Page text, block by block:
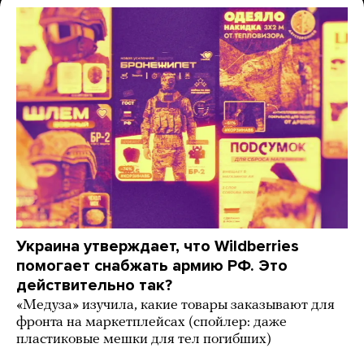
Украина утверждает, что Wildberries
помогает снабжать армию РФ. Это
действительно так?
«Медуза» изучила, какие товары заказывают для
фронта на маркетплейсах (спойлер: даже
пластиковые мешки для тел погибших)